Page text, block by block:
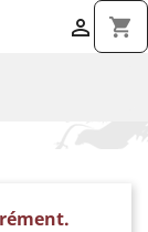
shopping_cart
